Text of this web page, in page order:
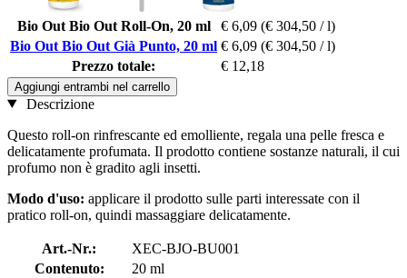
Bio Out Bio Out Roll-On, 20 ml € 6,09 (€ 304,50 / l)
Bio Out Bio Out Già Punto, 20 ml € 6,09 (€ 304,50 / l)
Prezzo totale:
€ 12,18
Aggiungi entrambi nel carrello
Descrizione
Questo roll-on rinfrescante ed emolliente, regala una pelle fresca e
delicatamente profumata. Il prodotto contiene sostanze naturali, il cui
profumo non è gradito agli insetti.
Modo d'uso: applicare il prodotto sulle parti interessate con il
pratico roll-on, quindi massaggiare delicatamente.
Art.-Nr.:
XEC-BJO-BU001
Contenuto:
20 ml